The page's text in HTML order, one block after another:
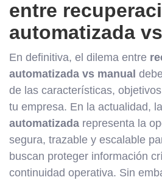
entre
automatizada
En definitiva, el dilema entre
automatizada vs manual
de las características,
tu empresa. En la actualidad, la
automatizada representa la
segura, trazable y escalable
buscan proteger información
continuidad operativa. Sin